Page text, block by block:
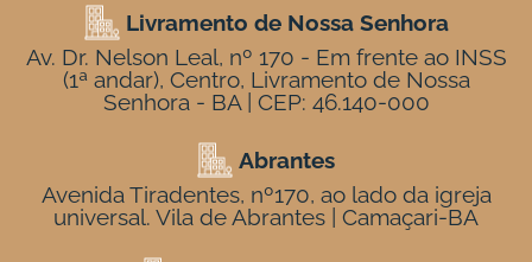
Livramento de Nossa Senhora
Av. Dr. Nelson Leal, nº 170 - Em frente ao INSS
(1ª andar), Centro, Livramento de Nossa
Senhora - BA | CEP: 46.140-000
Abrantes
Avenida Tiradentes, nº170, ao lado da igreja
universal. Vila de Abrantes | Camaçari-BA